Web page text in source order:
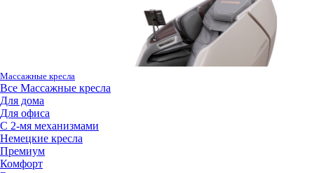
Массажные кресла
Все Массажные кресла
Для дома
Для офиса
С 2-мя механизмами
Немецкие кресла
Премиум
Комфорт